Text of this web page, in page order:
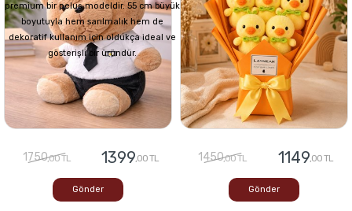
premium bir peluş modeldir. 55 cm büyük
boyutuyla hem sarılmalık hem de
dekoratif kullanım için oldukça ideal ve
gösterişli bir üründür.
1750,00 TL 1399,00 TL
Gönder
1450,00 TL 1149,00 TL
Gönder